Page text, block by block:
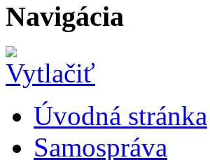
Navigácia
Úvodná stránka
Samospráva